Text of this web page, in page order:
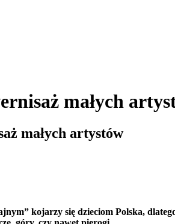
małych
małych artystów
kojarzy się dzieciom Polska,